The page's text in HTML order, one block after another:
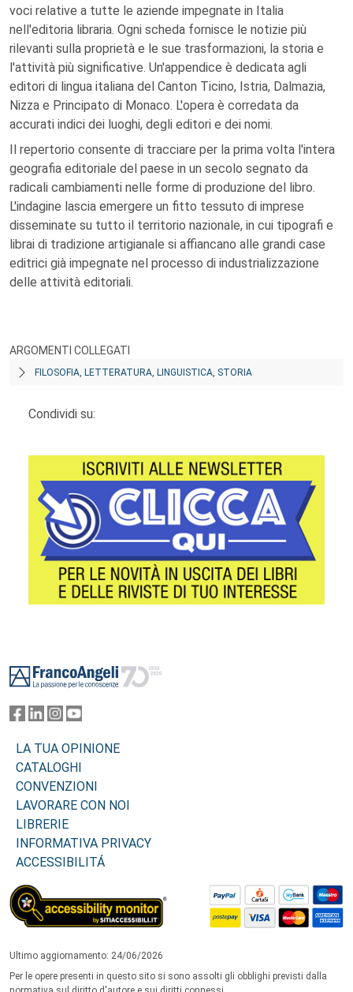
voci relative a tutte le aziende impegnate in Italia
nell'editoria libraria. Ogni scheda fornisce le notizie più
rilevanti sulla proprietà e le sue trasformazioni, la storia e
l'attività più significative. Un'appendice è dedicata agli
editori di lingua italiana del Canton Ticino, Istria, Dalmazia,
Nizza e Principato di Monaco. L'opera è corredata da
accurati indici dei luoghi, degli editori e dei nomi.
Il repertorio consente di tracciare per la prima volta l'intera
geografia editoriale del paese in un secolo segnato da
radicali cambiamenti nelle forme di produzione del libro.
L'indagine lascia emergere un fitto tessuto di imprese
disseminate su tutto il territorio nazionale, in cui tipografi e
librai di tradizione artigianale si affiancano alle grandi case
editrici già impegnate nel processo di industrializzazione
delle attività editoriali.
ARGOMENTI COLLEGATI
FILOSOFIA, LETTERATURA, LINGUISTICA, STORIA
Condividi su:
LA TUA OPINIONE
CATALOGHI
CONVENZIONI
LAVORARE CON NOI
LIBRERIE
INFORMATIVA PRIVACY
ACCESSIBILITÁ
Ultimo aggiornamento: 24/06/2026
Per le opere presenti in questo sito si sono assolti gli obblighi previsti dalla